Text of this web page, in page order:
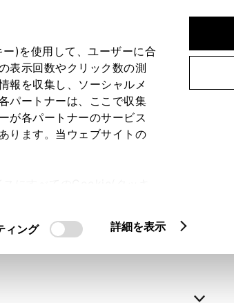
)を使用して、ユーザーに合
表示回数やクリック数の測
報を収集し、ソーシャルメ
パートナーは、ここで収集
が各パートナーのサービス
ります。当ウェブサイトの
ィング 詳細を表示
ログインして自動入力